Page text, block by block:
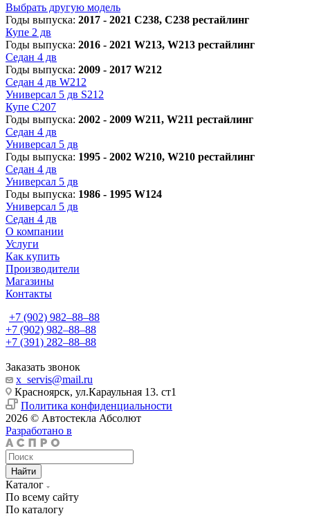
Выбрать другую модель
Годы выпуска: 2017 - 2021 С238, С238 рестайлинг
Купе 2 дв
Годы выпуска: 2016 - 2021 W213, W213 рестайлинг
Седан 4 дв
Годы выпуска: 2009 - 2017 W212
Седан 4 дв W212
Универсал 5 дв S212
Купе C207
Годы выпуска: 2002 - 2009 W211, W211 рестайлинг
Седан 4 дв
Универсал 5 дв
Годы выпуска: 1995 - 2002 W210, W210 рестайлинг
Седан 4 дв
Универсал 5 дв
Годы выпуска: 1986 - 1995 W124
Универсал 5 дв
Седан 4 дв
О компании
Услуги
Как купить
Производители
Магазины
Контакты
+7 (902) 982‒88‒88
+7 (902) 982‒88‒88
+7 (391) 282‒88‒88
Заказать звонок
x_servis@mail.ru
Красноярск, ул.Караульная 13. ст1
Политика конфиденциальности
2026 © Автостекла Абсолют
Разработано в
Найти
Каталог
По всему сайту
По каталогу